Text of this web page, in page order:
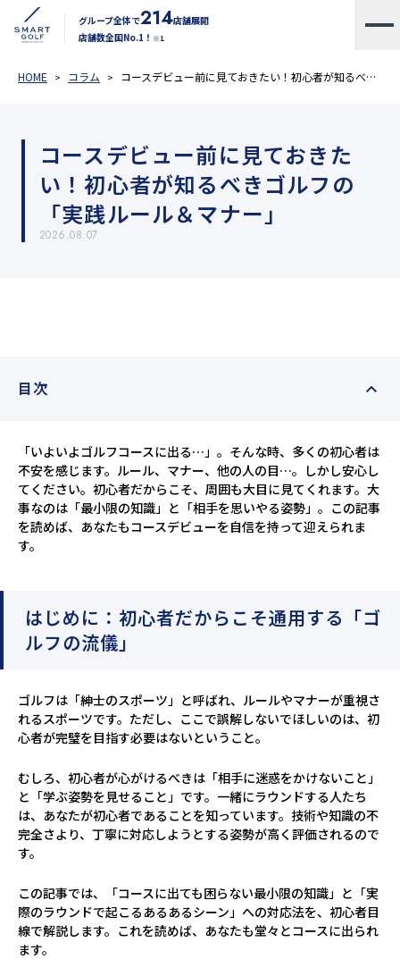
グループ全体で214店舗展開
店舗数全国No.1！ ※1
HOME コラム コースデビュー前に見ておきたい！初心者が知るべきゴルフの「実践ルール＆マナー」
コースデビュー前に見ておきた
い！初心者が知るべきゴルフの
「実践ルール＆マナー」
2026.08.07
目次
「いよいよゴルフコースに出る…」。そんな時、多くの初心者は
不安を感じます。ルール、マナー、他の人の目…。しかし安心し
てください。初心者だからこそ、周囲も大目に見てくれます。大
事なのは「最小限の知識」と「相手を思いやる姿勢」。この記事
を読めば、あなたもコースデビューを自信を持って迎えられま
す。
はじめに：初心者だからこそ通用する「ゴ
ルフの流儀」
ゴルフは「紳士のスポーツ」と呼ばれ、ルールやマナーが重視さ
れるスポーツです。ただし、ここで誤解しないでほしいのは、初
心者が完璧を目指す必要はないということ。
むしろ、初心者が心がけるべきは「相手に迷惑をかけないこと」
と「学ぶ姿勢を見せること」です。一緒にラウンドする人たち
は、あなたが初心者であることを知っています。技術や知識の不
完全さより、丁寧に対応しようとする姿勢が高く評価されるので
す。
この記事では、「コースに出ても困らない最小限の知識」と「実
際のラウンドで起こるあるあるシーン」への対応法を、初心者目
線で解説します。これを読めば、あなたも堂々とコースに出られ
ます。